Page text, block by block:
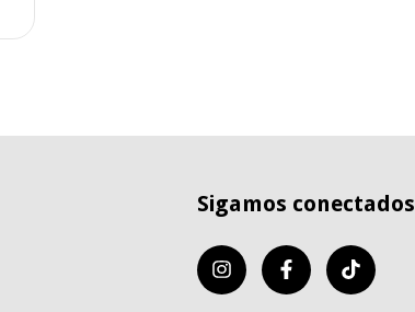
Sigamos conectados